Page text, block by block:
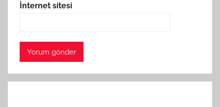
İnternet sitesi